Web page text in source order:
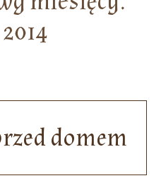
domem